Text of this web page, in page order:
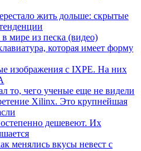
жить дольше: скрытые
мире из песка (видео)
которая имеет форму
изображения с IXPE. На них
то, чего ученые еще не видели
Xilinx. Это крупнейшая
дешевеют. Их
менялись вкусы невест с